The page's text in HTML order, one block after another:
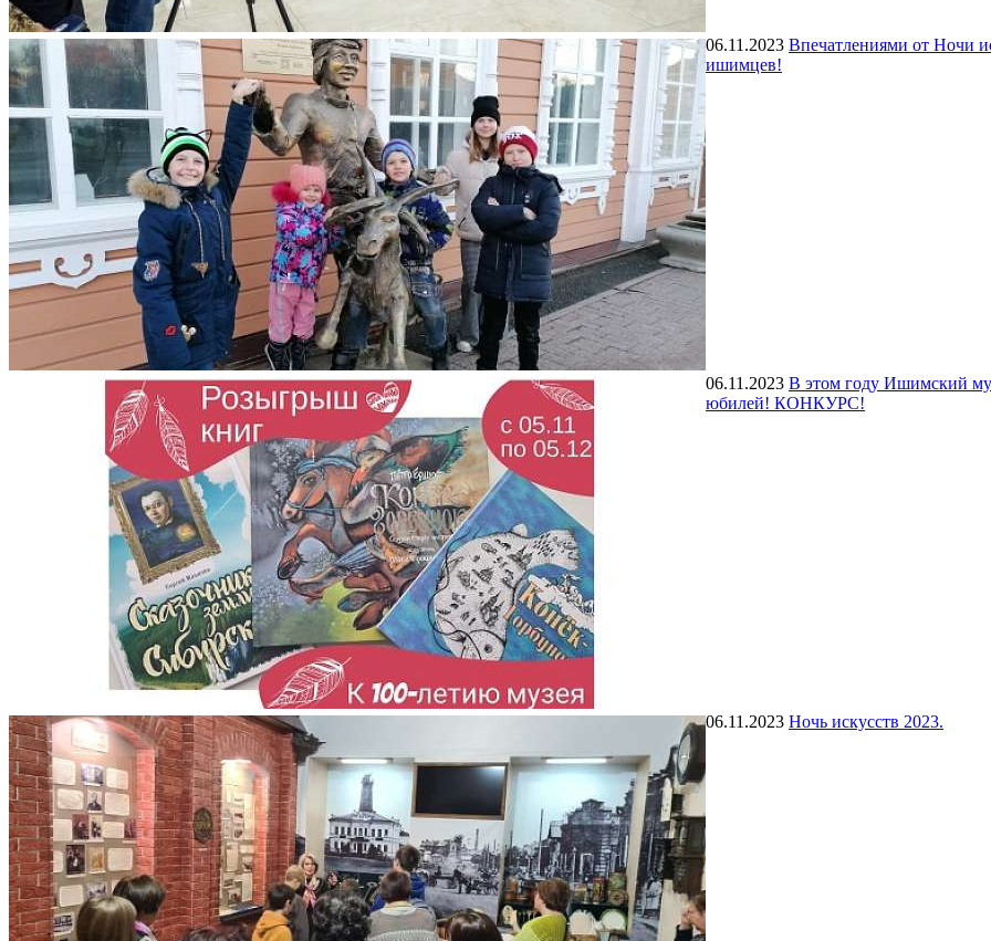
06.11.2023 Впечатлениями от Ночи
ишимцев!
06.11.2023 В этом году Ишимский
юбилей! КОНКУРС!
06.11.2023 Ночь искусств 2023.